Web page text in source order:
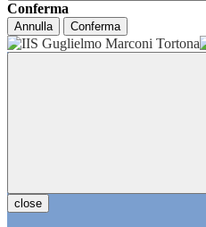
Conferma
Annulla Conferma
close